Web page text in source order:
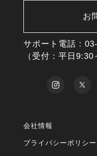
お
サポート電話 :
（受付：平日9:30
会社情報
プライバシーポリシー